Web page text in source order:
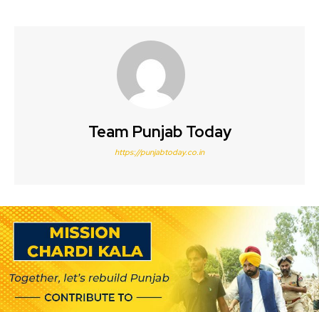
Team Punjab Today
https://punjabtoday.co.in